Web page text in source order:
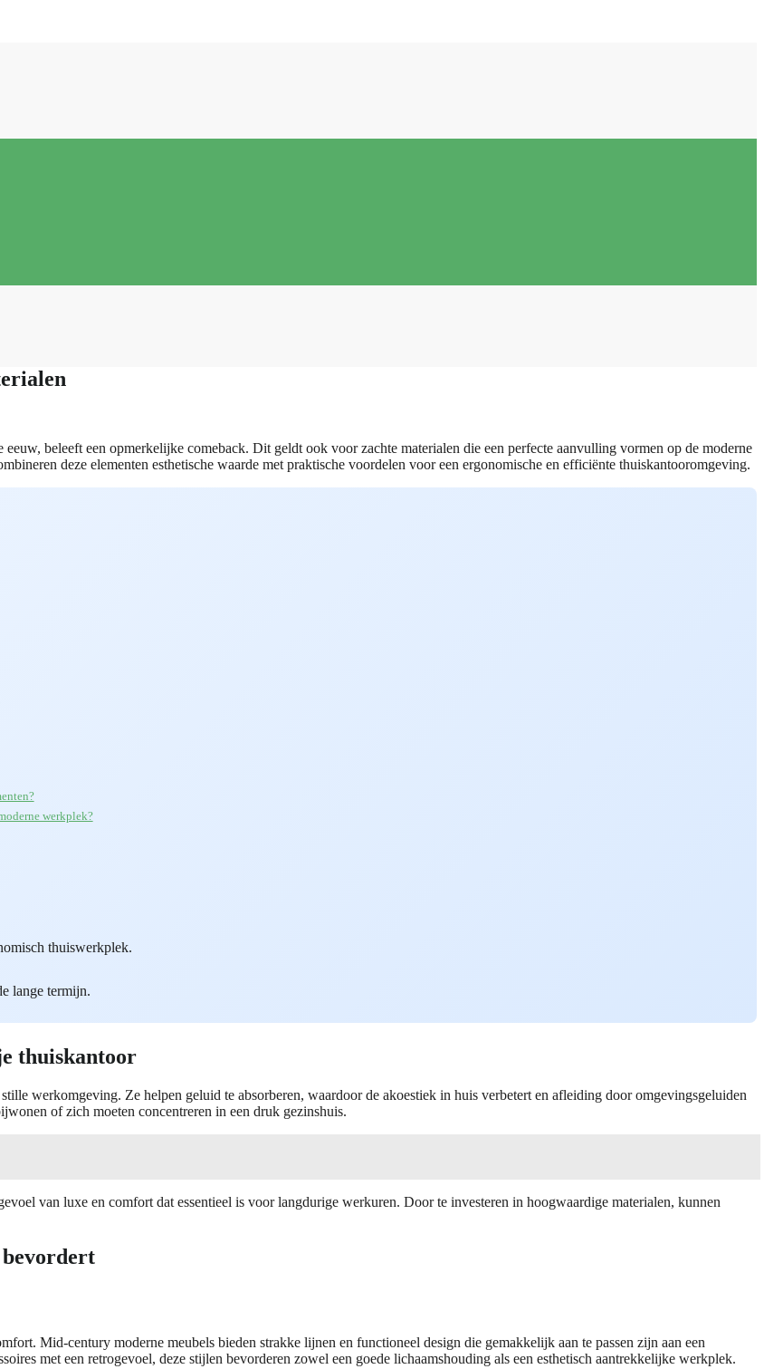
beleeft een opmerkelijke comeback. Dit geldt ook voor zachte materialen die een perfecte aanvulling vormen op de moderne
deze elementen esthetische waarde met praktische voordelen voor een ergonomische en efficiënte thuiskantooromgeving.
werkplek?
thuiswerkplek.
lange termijn.
thuiskantoor
werkomgeving. Ze helpen geluid te absorberen, waardoor de akoestiek in huis verbetert en afleiding door omgevingsgeluiden
of zich moeten concentreren in een druk gezinshuis.
van luxe en comfort dat essentieel is voor langdurige werkuren. Door te investeren in hoogwaardige materialen, kunnen
bevordert
Mid-century moderne meubels bieden strakke lijnen en functioneel design die gemakkelijk aan te passen zijn aan een
met een retrogevoel, deze stijlen bevorderen zowel een goede lichaamshouding als een esthetisch aantrekkelijke werkplek.